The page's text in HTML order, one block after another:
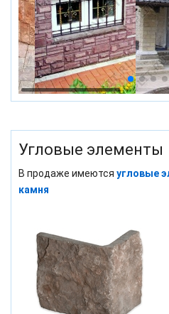
Угловые элементы
В продаже имеются угловые
камня